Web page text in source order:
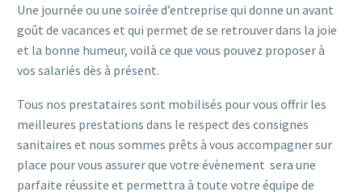
Une journée ou une soirée d’entreprise qui donne un avant
goût de vacances et qui permet de se retrouver dans la joie
et la bonne humeur, voilà ce que vous pouvez proposer à
vos salariés dès à présent.
Tous nos prestataires sont mobilisés pour vous offrir les
meilleures prestations dans le respect des consignes
sanitaires et nous sommes prêts à vous accompagner sur
place pour vous assurer que votre évènement sera une
parfaite réussite et permettra à toute votre équipe de